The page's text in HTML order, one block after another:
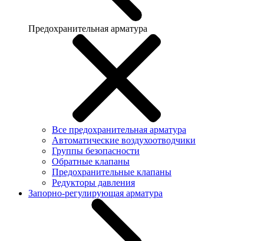
Предохранительная арматура
Все предохранительная арматура
Автоматические воздухоотводчики
Группы безопасности
Обратные клапаны
Предохранительные клапаны
Редукторы давления
Запорно-регулирующая арматура